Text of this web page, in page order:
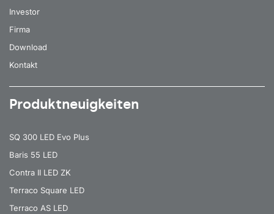
Investor
Firma
Download
Kontakt
Produktneuigkeiten
SQ 300 LED Evo Plus
Baris 55 LED
Contra II LED ZK
Terraco Square LED
Terraco AS LED